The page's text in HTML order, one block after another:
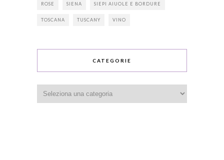
ROSE SIENA SIEPI AIUOLE E BORDURE
TOSCANA TUSCANY VINO
CATEGORIE